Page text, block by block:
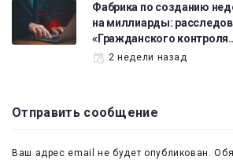
Фабрика по созданию
на миллиарды:
«Гражданского
2 недели назад
Отправить сообщение
Ваш адрес email не будет опубликован.